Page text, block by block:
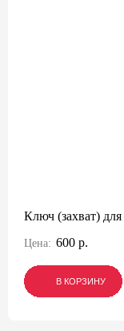
Ключ (захват)
Цена: 600 р.
В КОРЗИНУ
В КОРЗИНУ
В КОРЗИНУ